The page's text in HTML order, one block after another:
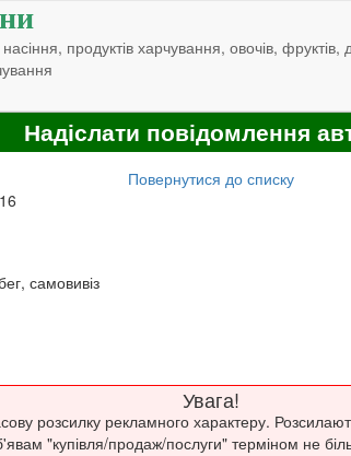
продуктів харчування, овочів,
Надіслати повідомлення
Повернутися до списку
самовивіз
Увага!
розсилку рекламного характеру.
"купівля/продаж/послуги" терміном не